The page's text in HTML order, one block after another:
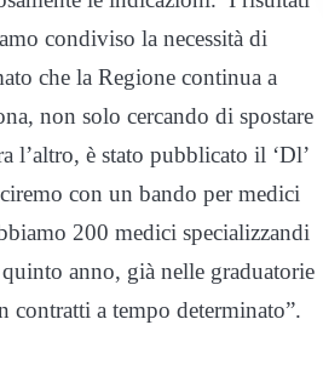
condiviso la necessità di
che la Regione continua a
non solo cercando di spostare
l’altro, è stato pubblicato il ‘Dl’
con un bando per medici
200 medici specializzandi
anno, già nelle graduatorie
contratti a tempo determinato”.